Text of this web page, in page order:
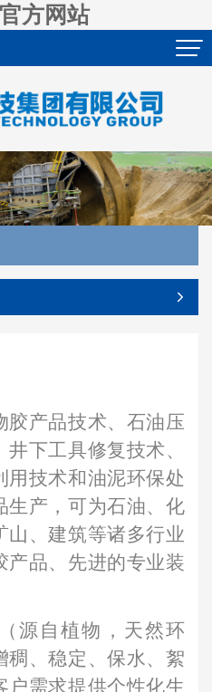
方网站
胶产品技术、石油压
下工具修复技术、
用技术和油泥环保处
生产，可为石油、化
山、建筑等诸多行业
产品、先进的专业装
源自植物，天然环
稠、稳定、保水、絮
户需求提供个性化生